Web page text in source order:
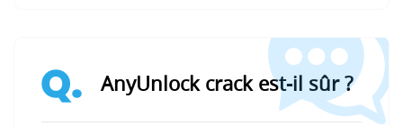
Q. AnyUnlock crack est-il sûr ?